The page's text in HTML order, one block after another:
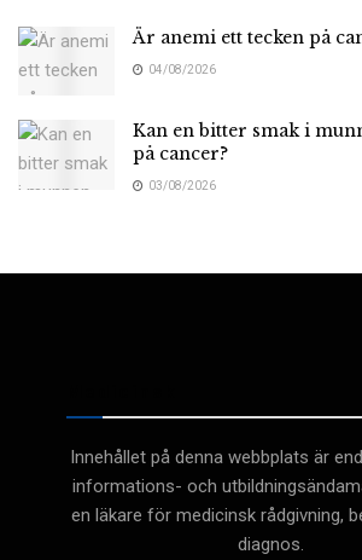
Är anemi ett tecken på
04/08/2026
Kan en bitter smak i
på cancer?
03/08/2026
Innehållet på denna webbplats är
informations- och
en läkare för medicinsk rådgivning,
diagnos.